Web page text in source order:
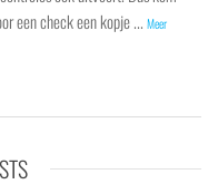
een check een kopje... Meer